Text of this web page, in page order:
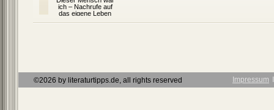
ich – Nachrufe auf
das eigene Leben
©2026 by literaturtipps.de, all rights reserved Impressum